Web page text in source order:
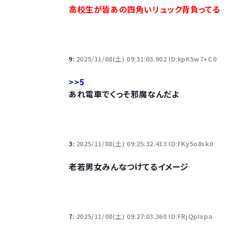
高校生が皆あの四角いリュック背負ってる
9: 2025/11/08(土) 09:31:03.902 ID:kpK5w7+C0
>>5
あれ電車でくっそ邪魔なんだよ
3: 2025/11/08(土) 09:25:32.413 ID:FKy5o8sk0
老若男女みんなつけてるイメージ
7: 2025/11/08(土) 09:27:03.360 ID:FRjQpIxpa